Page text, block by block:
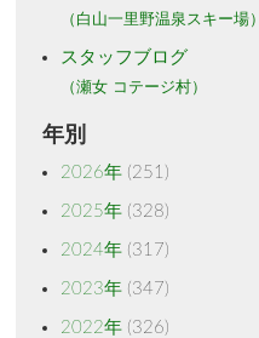
（白山一里野温泉スキー場）
スタッフブログ
（瀬女 コテージ村）
年別
2026年(251)
2025年(328)
2024年(317)
2023年(347)
2022年(326)